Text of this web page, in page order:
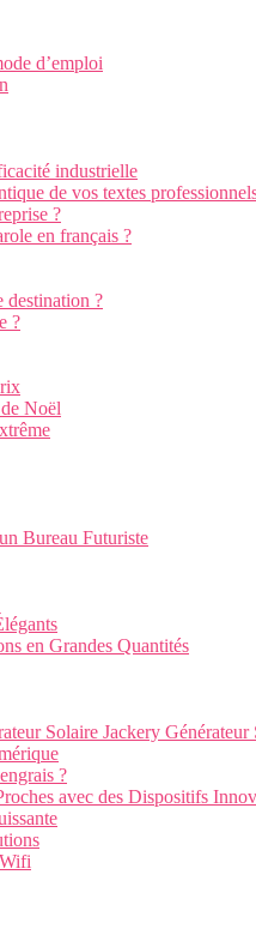
d’emploi
industrielle
de vos textes
?
en français ?
destination ?
?
Noël
Bureau Futuriste
en Grandes Quantités
Solaire Jackery Générateur
?
avec des Dispositifs